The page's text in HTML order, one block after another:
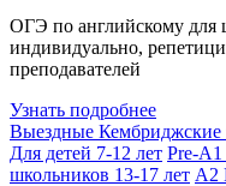
ОГЭ по английскому для
индивидуально,
преподавателей
Узнать подробнее
Выездные Кембриджские
Для детей 7-12 лет Pre-A1
школьников 13-17 лет A2